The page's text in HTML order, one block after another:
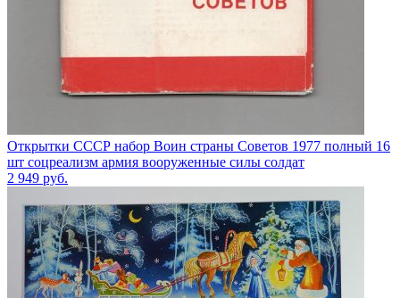
Открытки СССР набор Воин страны Советов 1977 полный 16
шт соцреализм армия вооруженные силы солдат
2 949 руб.